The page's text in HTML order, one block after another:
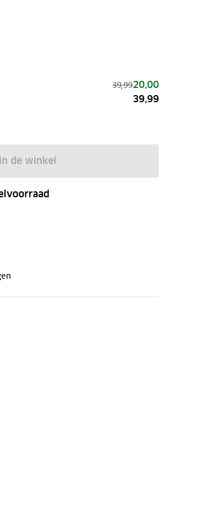
39,9920,00
39,99
de winkel